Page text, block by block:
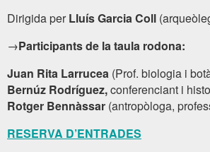
Dirigida per Lluís Garcia Coll
→Participants de la taula rodona:
Juan Rita Larrucea (Prof. biologia i
Bernúz Rodríguez,conferenciant i
Rotger Bennàssar (antropòloga,
RESERVA D’ENTRADES